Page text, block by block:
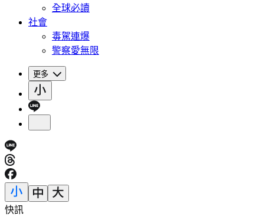
全球必讀
社會
毒駕連爆
警察愛無限
更多
快訊